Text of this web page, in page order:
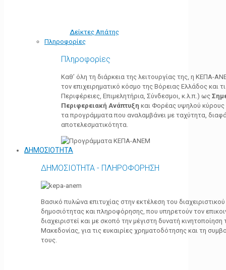
Δείκτες Απάτης
Πληροφορίες
Πληροφορίες
Καθ’ όλη τη διάρκεια της λειτουργίας της, η ΚΕΠΑ-
τον επιχειρηματικό κόσμο της Βόρειας Ελλάδος και
Περιφέρειες, Επιμελητήρια, Σύνδεσμοι, κ.λ.π.) ως
Περιφερειακή Ανάπτυξη και Φορέας υψηλού κύρους
τα προγράμματα που αναλαμβάνει με ταχύτητα,
αποτελεσματικότητα.
ΔΗΜΟΣΙΟΤΗΤΑ
ΔΗΜΟΣΙΟΤΗΤΑ - ΠΛΗΡΟΦΟΡΗΣΗ
Βασικό πυλώνα επιτυχίας στην εκτέλεση του
δημοσιότητας και πληροφόρησης, που υπηρετούν τον
διαχειριστεί και με σκοπό την μέγιστη δυνατή
Μακεδονίας, για τις ευκαιρίες χρηματοδότησης και τη
τους.